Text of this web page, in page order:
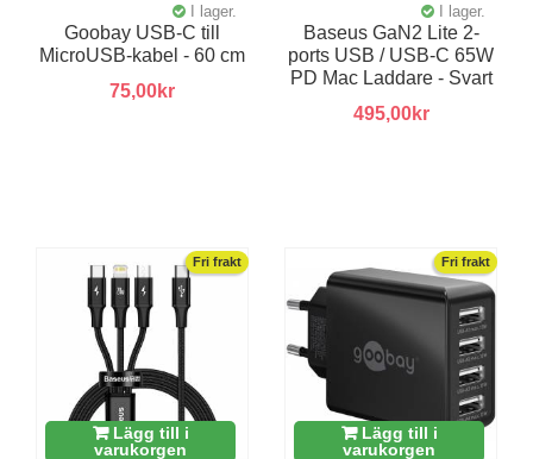
I lager.
Goobay USB-C till
MicroUSB-kabel - 60 cm
75,00kr
I lager.
Baseus GaN2 Lite 2-
ports USB / USB-C 65W
PD Mac Laddare - Svart
495,00kr
Fri frakt
Lägg till i
varukorgen
Fri frakt
Lägg till i
varukorgen